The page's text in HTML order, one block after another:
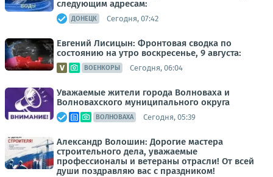
следующим адресам:
ДОНЕЦК Сегодня, 07:42
Евгений Лисицын: Фронтовая сводка по
состоянию на утро воскресенье, 9 августа:
ВОЕНКОРЫ Сегодня, 06:04
Уважаемые жители города Волноваха и
Волновахского муниципального округа
ВОЛНОВАХА Сегодня, 05:39
Александр Волошин: Дорогие мастера
строительного дела, уважаемые
профессионалы и ветераны отрасли! От всей
души поздравляю вас с праздником!